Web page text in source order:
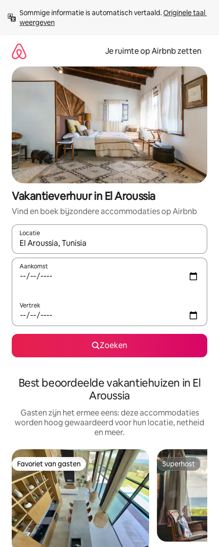
direct
naar
Sommige informatie is automatisch vertaald. Originele taal
weergeven
Je ruimte op Airbnb zetten
Vakantieverhuur in El Aroussia
Vind en boek bijzondere accommodaties op Airbnb
Locatie
Wanneer er suggesties beschikbaar zijn, maak je een keuze
Aankomst
Vertrek
Zoeken
Best beoordeelde vakantiehuizen in El
Aroussia
Gasten zijn het ermee eens: deze accommodaties
worden hoog gewaardeerd voor hun locatie, netheid
en meer.
Favoriet van gasten
Favoriet van gasten Superhost
Superhost